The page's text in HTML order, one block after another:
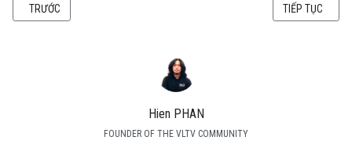
Hien PHAN
FOUNDER OF THE VLTV COMMUNITY
BÀI VIẾT TRƯỚC: NHỮNG HÌNH ẢNH ĐẦU TIÊN CỦA KÍNH VIỄN VỌNG
TRƯỚC BÀI VIẾT KẾ
TIẾP TỤC